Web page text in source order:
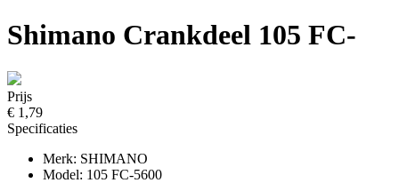
Shimano Crankdeel 105 FC-
Prijs
€ 1,79
Specificaties
Merk: SHIMANO
Model: 105 FC-5600